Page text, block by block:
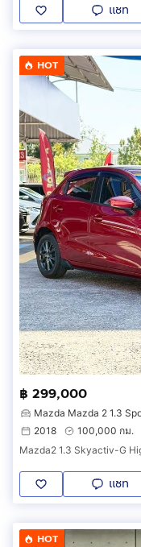
แชท
HOT
฿ 299,000
Mazda Mazda 2 1.3
2018
100,000 กม.
แชท
HOT